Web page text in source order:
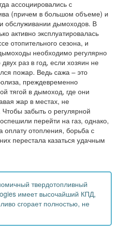
ассоциировались с
(причем в большом объеме) и
обслуживании дымоходов. В
активно эксплуатировалась
отопительного сезона, и
необходимо регулярно
раз в год, если хозяин не
пожар. Ведь сажа – это
преждевременно
тягой в дымоход, где они
жар в местах, не
забыть о регулярной
перейти на газ, однако,
оплату отопления, борьба с
перестала казаться удачным
твердотопливный
имеет высочайший КПД,
сгорает полностью, не